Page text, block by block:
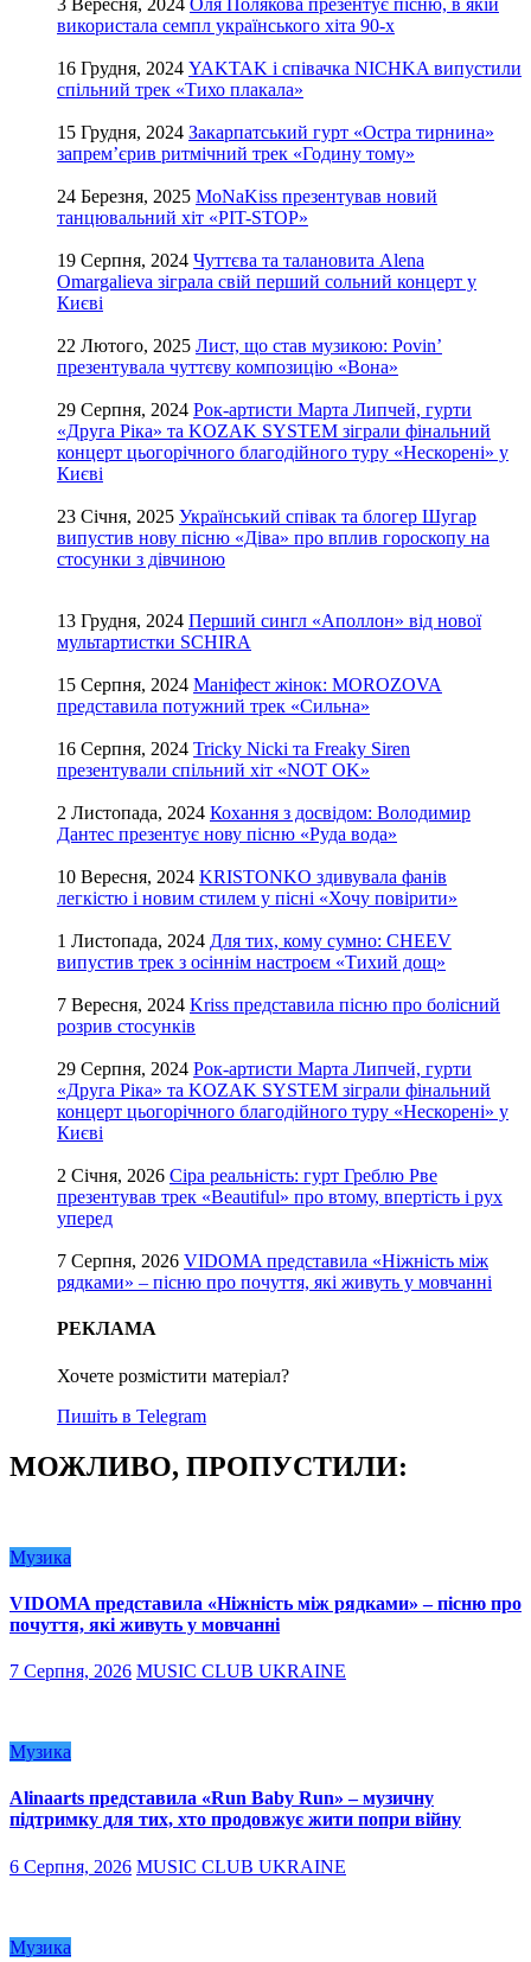
3 Вересня, 2024 Оля Полякова презентує пісню, в якій
використала семпл українського хіта 90-х
16 Грудня, 2024 YAKTAK і співачка NICHKA випустили
спільний трек «Тихо плакала»
15 Грудня, 2024 Закарпатський гурт «Остра тирнина»
запрем’єрив ритмічний трек «Годину тому»
24 Березня, 2025 MoNaKiss презентував новий
танцювальний хіт «PIT-STOP»
19 Серпня, 2024 Чуттєва та талановита Alena
Omargalieva зіграла свій перший сольний концерт у
Києві
22 Лютого, 2025 Лист, що став музикою: Povin’
презентувала чуттєву композицію «Вона»
29 Серпня, 2024 Рок-артисти Марта Липчей, гурти
«Друга Ріка» та KOZAK SYSTEM зіграли фінальний
концерт цьогорічного благодійного туру «Нескорені» у
Києві
23 Січня, 2025 Український співак та блогер Шугар
випустив нову пісню «Діва» про вплив гороскопу на
стосунки з дівчиною
13 Грудня, 2024 Перший сингл «Аполлон» від нової
мультартистки SCHIRA
15 Серпня, 2024 Маніфест жінок: MOROZOVA
представила потужний трек «Сильна»
16 Серпня, 2024 Tricky Nicki та Freaky Siren
презентували спільний хіт «NOT OK»
2 Листопада, 2024 Кохання з досвідом: Володимир
Дантес презентує нову пісню «Руда вода»
10 Вересня, 2024 KRISTONKO здивувала фанів
легкістю і новим стилем у пісні «Хочу повірити»
1 Листопада, 2024 Для тих, кому сумно: CHEEV
випустив трек з осіннім настроєм «Тихий дощ»
7 Вересня, 2024 Kriss представила пісню про болісний
розрив стосунків
29 Серпня, 2024 Рок-артисти Марта Липчей, гурти
«Друга Ріка» та KOZAK SYSTEM зіграли фінальний
концерт цьогорічного благодійного туру «Нескорені» у
Києві
2 Січня, 2026 Сіра реальність: гурт Греблю Рве
презентував трек «Beautiful» про втому, впертість і рух
уперед
7 Серпня, 2026 VIDOMA представила «Ніжність між
рядками» – пісню про почуття, які живуть у мовчанні
РЕКЛАМА
Хочете розмістити матеріал?
Пишіть в Telegram
МОЖЛИВО, ПРОПУСТИЛИ:
Музика
VIDOMA представила «Ніжність між рядками» – пісню про
почуття, які живуть у мовчанні
7 Серпня, 2026 MUSIC CLUB UKRAINE
Музика
Alinaarts представила «Run Baby Run» – музичну
підтримку для тих, хто продовжує жити попри війну
6 Серпня, 2026 MUSIC CLUB UKRAINE
Музика